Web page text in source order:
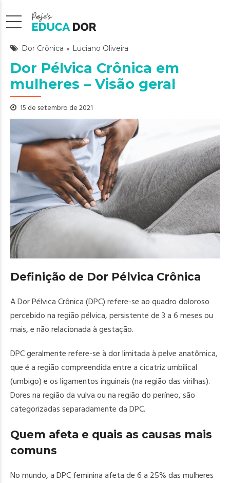
Dor Crônica Luciano Oliveira
Dor Pélvica Crônica em
mulheres – Visão geral
15 de setembro de 2021
Definição de Dor Pélvica Crônica
A Dor Pélvica Crônica (DPC) refere-se ao quadro doloroso
percebido na região pélvica, persistente de 3 a 6 meses ou
mais, e não relacionada à gestação.
DPC geralmente refere-se à dor limitada à pelve anatômica,
que é a região compreendida entre a cicatriz umbilical
(umbigo) e os ligamentos inguinais (na região das virilhas).
Dores na região da vulva ou na região do períneo, são
categorizadas separadamente da DPC.
Quem afeta e quais as causas mais
comuns
No mundo, a DPC feminina afeta de 6 a 25% das mulheres